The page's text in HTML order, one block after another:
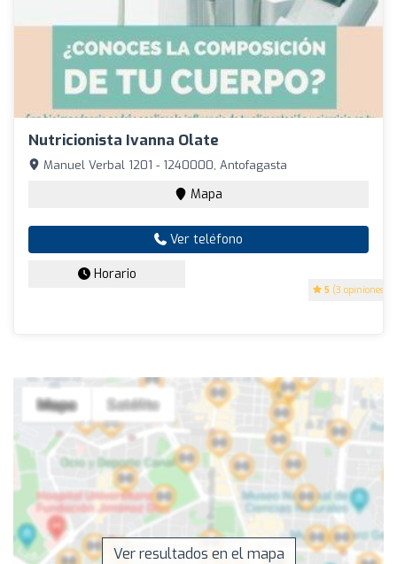
Nutricionista Ivanna Olate
5 (3 opiniones)
Manuel Verbal 1201 - 1240000, Antofagasta
Mapa
Ver teléfono
Horario
Ver resultados en el mapa